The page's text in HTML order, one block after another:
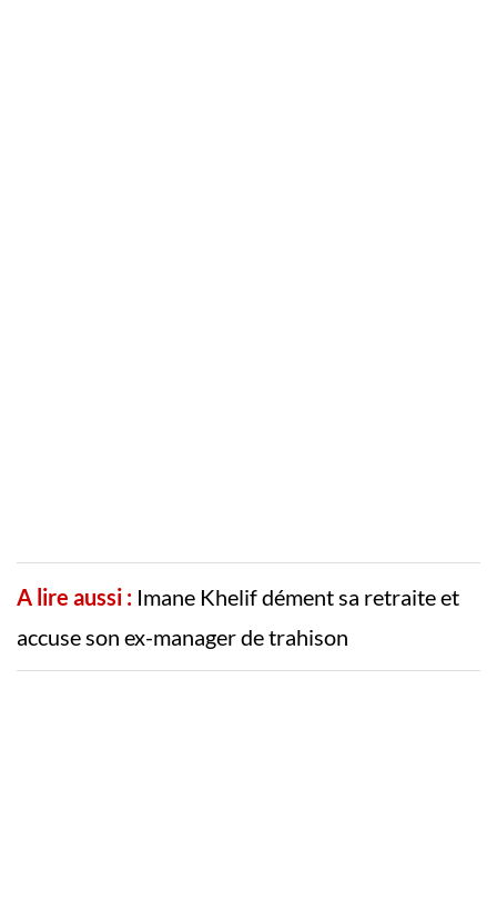
A lire aussi : Imane Khelif dément sa retraite et
accuse son ex-manager de trahison